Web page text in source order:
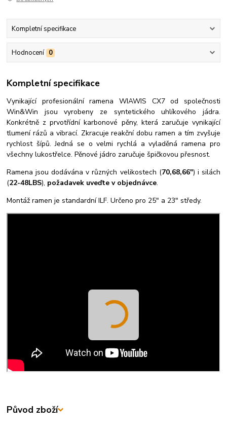
Kompletní specifikace
Hodnocení 0
Kompletní specifikace
Vynikající profesionální ramena WIAWIS CX7 od společnosti
Win&Win jsou vyrobeny ze syntetického uhlíkového jádra.
Konkrétně z prvotřídní karbonové pěny, která zaručuje vynikající
tlumení rázů a vibrací. Zkracuje reakční dobu ramen a tím zvyšuje
rychlost šípů. Jedná se o velmi rychlá a vyladěná ramena pro
všechny lukostřelce. Pěnové jádro zaručuje špičkovou přesnost.
Ramena jsou dodávána v různých velikostech (70,68,66") i silách
(22-48LBS), požadavek uveďte v objednávce.
Montáž ramen je standardní ILF. Určeno pro 25" a 23" středy.
Původ zboží